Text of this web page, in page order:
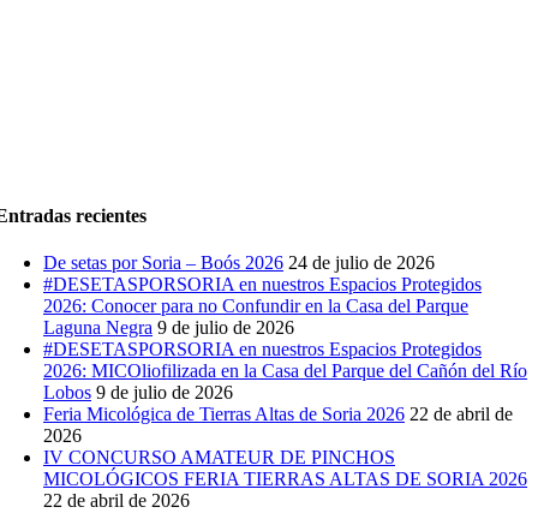
recientes
De setas por Soria – Boós 2026 24 de julio de 2026
#DESETASPORSORIA en nuestros Espacios Protegidos
2026: Conocer para no Confundir en la Casa del Parque
Laguna Negra 9 de julio de 2026
#DESETASPORSORIA en nuestros Espacios Protegidos
2026: MICOliofilizada en la Casa del Parque del Cañón del Río
Lobos 9 de julio de 2026
Feria Micológica de Tierras Altas de Soria 2026 22 de abril de
2026
IV CONCURSO AMATEUR DE PINCHOS
MICOLÓGICOS FERIA TIERRAS ALTAS DE SORIA 2026
22 de abril de 2026